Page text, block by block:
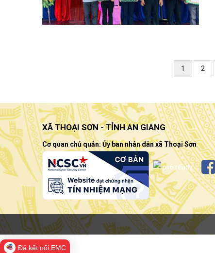
Current
page
1 Page
2
XÃ THOẠI SƠN - TỈNH AN GIANG
Cơ quan chủ quản: Ủy ban nhân dân xã Thoại Sơn
Đã kết nối EMC